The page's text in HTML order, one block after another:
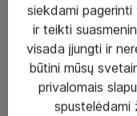
Paslaugos
Sprendimai
Įgyvendinti projektai
Atea ekspertų
siekdami
ir teikti
visada įjungti ir
būtini mūsų
privalomais
spustelėdami